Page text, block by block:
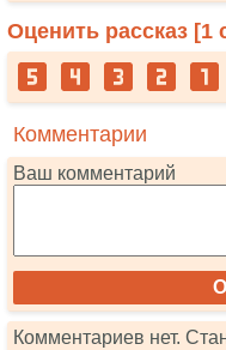
Оценить рассказ [1
Комментарии
Ваш комментарий
Комментариев нет.